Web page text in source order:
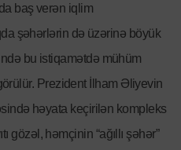
baş verən iqlim
şəhərlərin də üzərinə böyük
bu istiqamətdə mühüm
Prezident İlham Əliyevin
həyata keçirilən kompleks
gözəl, həmçinin “ağıllı şəhər”